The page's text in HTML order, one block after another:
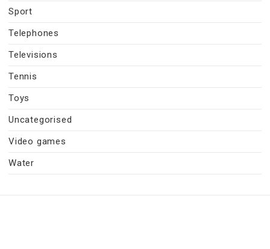
Sport
Telephones
Televisions
Tennis
Toys
Uncategorised
Video games
Water